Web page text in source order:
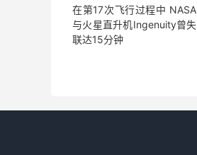
在第17次飞行过程中 NASA
与火星直升机Ingenuity曾失
联达15分钟